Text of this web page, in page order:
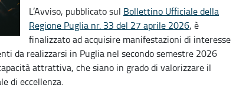
L’Avviso, pubblicato sul Bollettino Ufficiale della
Regione Puglia nr. 33 del 27 aprile 2026, è
finalizzato ad acquisire manifestazioni di interesse
da realizzarsi in Puglia nel secondo semestre 2026
attrattiva, che siano in grado di valorizzare il
di eccellenza.